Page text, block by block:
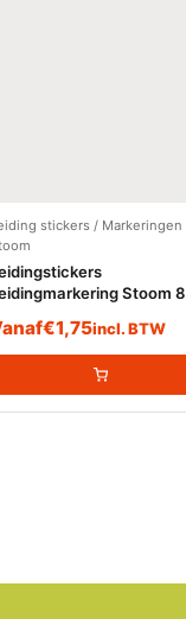
stickers / Markeringen
Stoom 8
€1,75incl. BTW